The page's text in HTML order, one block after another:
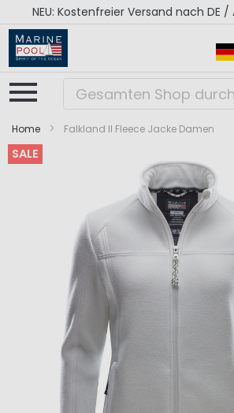
NEU: Kostenfreier Versand nach DE /
Home Falkland II Fleece Jacke Damen
SALE
Zum
Bildergalerie
Zum
Bildergalerie